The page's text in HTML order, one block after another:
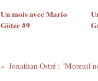
Un mois avec Mario
Götze #9
Jonathan Ostré : "Moreuil